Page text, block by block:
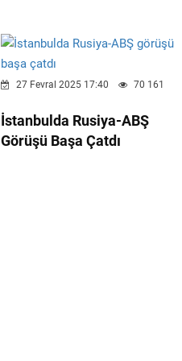
27 Fevral 2025 17:40 70 161
İstanbulda Rusiya-ABŞ
Görüşü Başa Çatdı